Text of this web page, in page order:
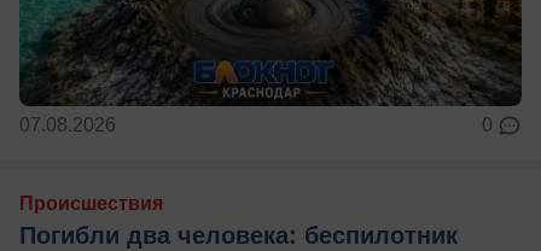
07.08.2026 0
Происшествия
Погибли два человека: беспилотник